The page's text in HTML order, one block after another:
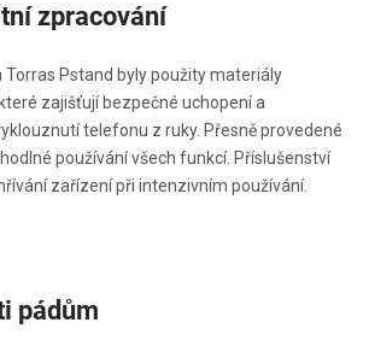
zpracování
Torras Pstand byly použity materiály
zajišťují bezpečné uchopení a
telefonu z ruky. Přesně provedené
používání všech funkcí. Příslušenství
zařízení při intenzivním používání.
pádům